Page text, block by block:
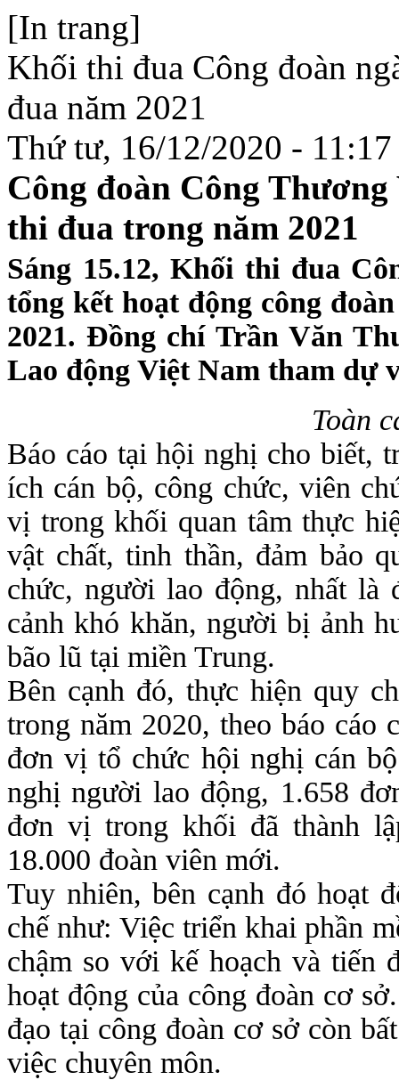
[In trang]
Khối thi đua Công đoàn
đua năm 2021
Thứ tư, 16/12/2020 - 11:17
Công đoàn Công
thi đua trong năm 2021
Sáng 15.12, Khối thi đua
tổng kết hoạt động công
2021. Đồng chí Trần Văn
Lao động Việt Nam tham dự
Toàn
Báo cáo tại hội nghị cho biết,
ích cán bộ, công chức, viên
vị trong khối quan tâm thực
vật chất, tinh thần, đảm bảo
chức, người lao động, nhất là
cảnh khó khăn, người bị ảnh
bão lũ tại miền Trung.
Bên cạnh đó, thực hiện quy
trong năm 2020, theo báo cáo
đơn vị tổ chức hội nghị cán
nghị người lao động, 1.658
đơn vị trong khối đã thành
18.000 đoàn viên mới.
Tuy nhiên, bên cạnh đó hoạt
chế như: Việc triển khai phần
chậm so với kế hoạch và tiến
hoạt động của công đoàn cơ
đạo tại công đoàn cơ sở còn
việc chuyên môn.